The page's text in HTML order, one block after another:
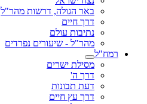
באר הגולה, דרשות מהר"ל
דרך חיים
נתיבות עולם
מהר"ל - שיעורים נפרדים
רמח"ל
מסילת ישרים
דרך ה'
דעת תבונות
דרך עץ חיים